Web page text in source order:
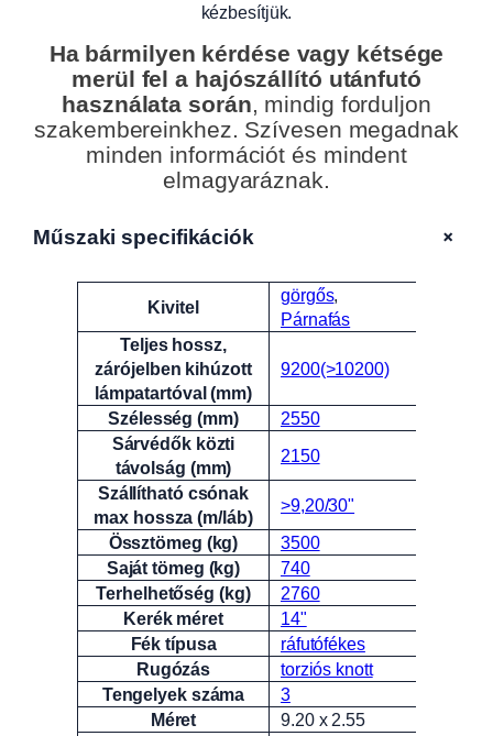
kézbesítjük.
Ha bármilyen kérdése vagy kétsége
merül fel a hajószállító utánfutó
használata során, mindig forduljon
szakembereinkhez. Szívesen megadnak
minden információt és mindent
elmagyaráznak.
Műszaki specifikációk +
Attribútumok
Kivitel
görgős,
Párnafás
Teljes hossz,
zárójelben kihúzott
lámpatartóval (mm)
9200(>10200)
Szélesség (mm)
2550
Sárvédők közti
távolság (mm)
2150
Szállítható csónak
max hossza (m/láb)
>9,20/30"
Össztömeg (kg)
3500
Saját tömeg (kg)
740
Terhelhetőség (kg)
2760
Kerék méret
14"
Fék típusa
ráfutófékes
Rugózás
torziós knott
Tengelyek száma
3
Méret
9.20 x 2.55